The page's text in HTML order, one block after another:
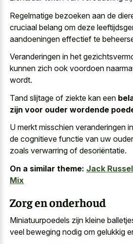
Regelmatige bezoeken aan de
cruciaal belang om deze
aandoeningen effectief te
Veranderingen in het
kunnen zich ook voordoen
wordt.
Tand slijtage of ziekte kan een
zijn voor ouder wordende
U merkt misschien veranderingen
de cognitieve functie van uw
zoals verwarring of desoriëntatie.
On a similar theme: Jack
Mix
Zorg en onderhoud
Miniatuurpoedels zijn kleine
veel beweging nodig om gelukkig